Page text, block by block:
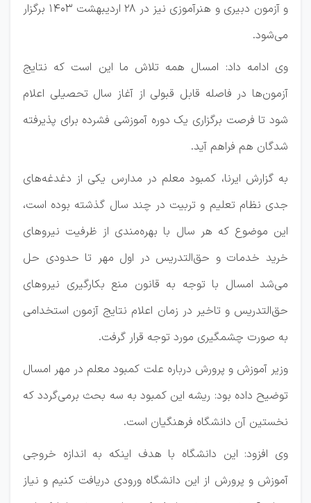
و آزمون دبیری و هنرآموزی نیز در ۲۸ اردیبهشت ۱۴۰۳ برگزار
می‌شود.
وی ادامه داد: امسال همه تلاش ما این است که نتایج
آزمون‌ها در فاصله قابل قبولی از آغاز سال تحصیلی اعلام
شود تا فرصت برگزاری یک دوره آموزشی فشرده برای پذیرفته
شدگان هم فراهم آید.
به گزارش ایرنا، کمبود معلم در مدارس یکی از دغدغه‌های
جدی نظام تعلیم و تربیت در چند سال گذشته بوده است،
این موضوع که هر سال با بهره‌مندی از ظرفیت نیروهای
خرید خدمات و حق‌التدریس در اول مهر تا حدودی حل
می‌شد امسال با توجه به قانون منع بکارگیری نیروهای
حق‌التدریس و تاخیر در زمان اعلام نتایج آزمون استخدامی
به صورت چشمگیری مورد توجه قرار گرفت.
وزیر آموزش و پرورش درباره علت کمبود معلم در مهر امسال
توضیح داده بود: ریشه این کمبود به سه بحث برمی‌گردد که
نخستین آن دانشگاه فرهنگیان است.
وی افزود: این دانشگاه با هدف اینکه به اندازه خروجی
آموزش و پرورش از این دانشگاه ورودی دریافت کنیم و نیاز